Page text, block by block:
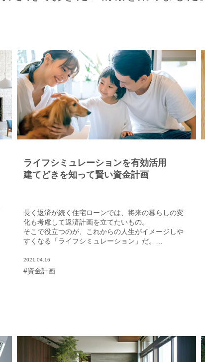
ライフシミュレーションを有効活用
建てどきを知って賢い資金計画
長く返済が続く住宅ローンでは、将来の暮らしの変
化も考慮して返済計画を立てたいもの。
そこで役立つのが、これからの人生がイメージしや
すくなる「ライフシミュレーション」だ。
のない資金計画を立てよう。
2021.04.16
#資金計画